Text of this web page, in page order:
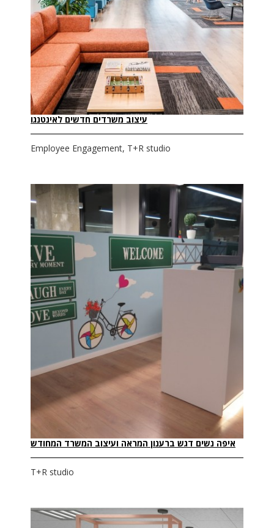
Employee Engagement, T+R studio
עיצוב משרדים חדשים לאינטנגו
T+R studio
איפה נשים דגש ברענון המראה ועיצוב המשרד המחודש